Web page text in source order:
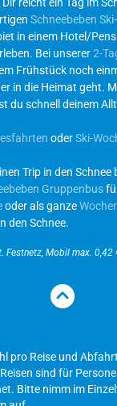
Schneebeben
in einem Hotel/
Bei unserer2-
Frühstück noch
in die Heimat geht.
du schnell deinem
oderSki-
Trip in den Schnee
Gruppenbus
oder als ganze
den Schnee.
Festnetz, Mobil max. 0,42
pro Reise und
sind für
Bitte nimm im